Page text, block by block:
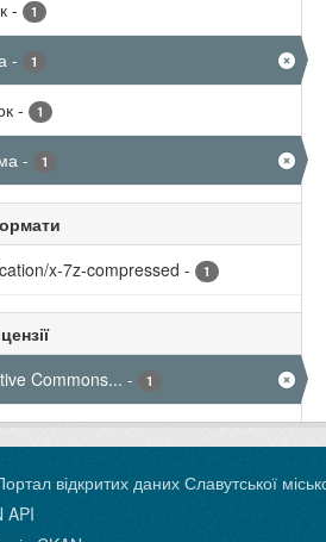
- 1
- 1
- 1
- 1
x-7z-compressed - 1
Commons... - 1
відкритих даних Славутської
API